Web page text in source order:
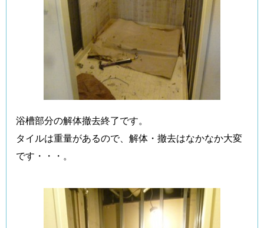
浴槽部分の解体撤去終了です。
タイルは重量があるので、解体・撤去はなかなか大変
です・・・。